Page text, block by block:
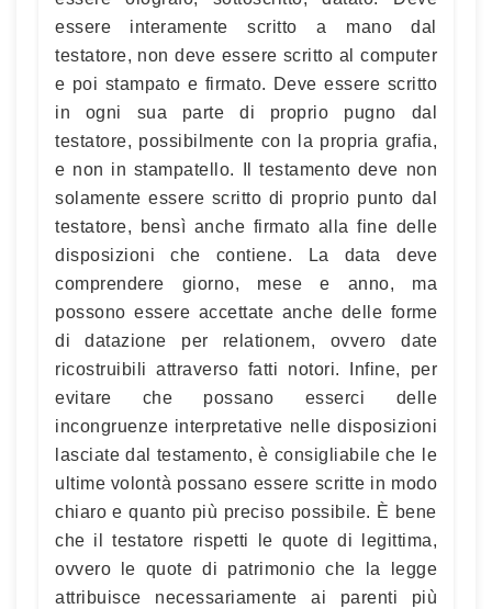
essere interamente scritto a mano dal
testatore, non deve essere scritto al computer
e poi stampato e firmato. Deve essere scritto
in ogni sua parte di proprio pugno dal
testatore, possibilmente con la propria grafia,
e non in stampatello. Il testamento deve non
solamente essere scritto di proprio punto dal
testatore, bensì anche firmato alla fine delle
disposizioni che contiene. La data deve
comprendere giorno, mese e anno, ma
possono essere accettate anche delle forme
di datazione per relationem, ovvero date
ricostruibili attraverso fatti notori. Infine, per
evitare che possano esserci delle
incongruenze interpretative nelle disposizioni
lasciate dal testamento, è consigliabile che le
ultime volontà possano essere scritte in modo
chiaro e quanto più preciso possibile. È bene
che il testatore rispetti le quote di legittima,
ovvero le quote di patrimonio che la legge
attribuisce necessariamente ai parenti più